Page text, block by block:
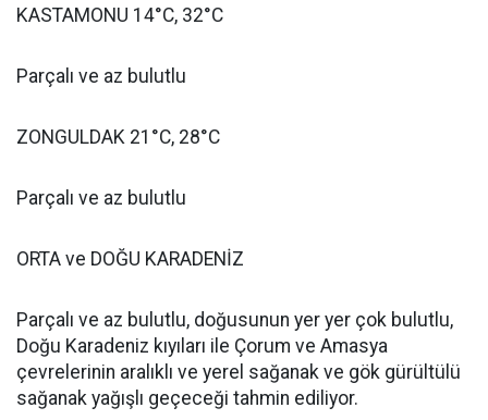
KASTAMONU 14°C, 32°C
Parçalı ve az bulutlu
ZONGULDAK 21°C, 28°C
Parçalı ve az bulutlu
ORTA ve DOĞU KARADENİZ
Parçalı ve az bulutlu, doğusunun yer yer çok bulutlu,
Doğu Karadeniz kıyıları ile Çorum ve Amasya
çevrelerinin aralıklı ve yerel sağanak ve gök gürültülü
sağanak yağışlı geçeceği tahmin ediliyor.